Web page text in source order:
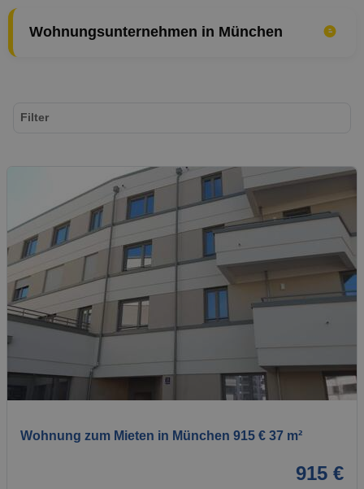
Wohnungsunternehmen in München
1 / 1
Wohnung zum Mieten in München 915 € 37 m²
915 €
Filter